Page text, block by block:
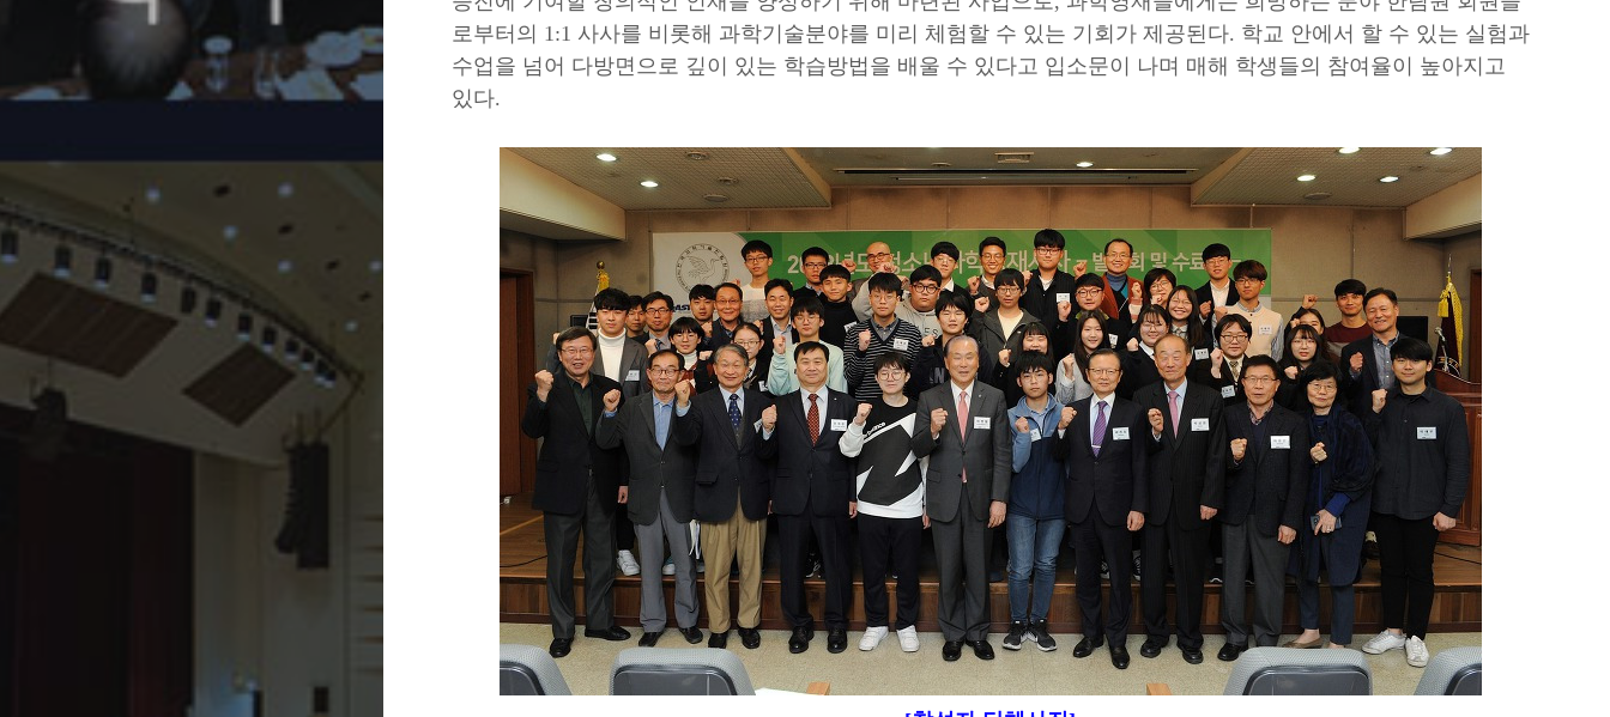
로부터의 1:1 사사를 비롯해 과학기술분야를 미리 체험할 수 있는 기회가 제공된다. 학교 안에서 할 수 있는 실험과
수업을 넘어 다방면으로 깊이 있는 학습방법을 배울 수 있다고 입소문이 나며 매해 학생들의 참여율이 높아지고
있다.